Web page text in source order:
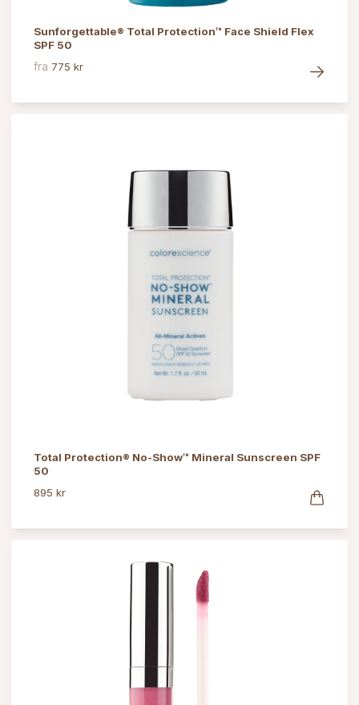
Sunforgettable® Total Protection™ Face Shield Flex
SPF 50
fra 775 kr
Total Protection® No-Show™ Mineral Sunscreen SPF
50
895 kr